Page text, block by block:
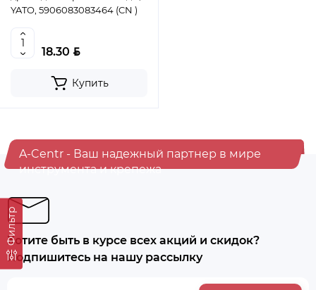
Фильтр
Хит продаж
YATO, 5906083083464 (CN )
18.30 BYN
Купить
A-Centr - Ваш надежный партнер в мире
инструмента и крепежа
Хотите быть в курсе всех акций и скидок?
Подпишитесь на нашу рассылку